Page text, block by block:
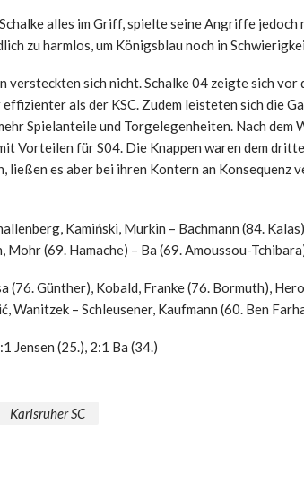
alles im Griff, spielte seine Angriffe
zu harmlos, um Königsblau noch in
versteckten sich nicht. Schalke 04 zeigte sich vor
als der KSC. Zudem leisteten sich die
Spielanteile und Torgelegenheiten. Nach dem
Vorteilen für S04. Die Knappen waren dem
ließen es aber bei ihren Kontern an Konsequenz
Kamiński, Murkin – Bachmann (84.
Mohr (69. Hamache) – Ba (69. Amoussou-
(76. Günther), Kobald, Franke (76. Bormuth),
Wanitzek – Schleusener, Kaufmann (60. Ben
Jensen (25.), 2:1 Ba (34.)
Karlsruher SC